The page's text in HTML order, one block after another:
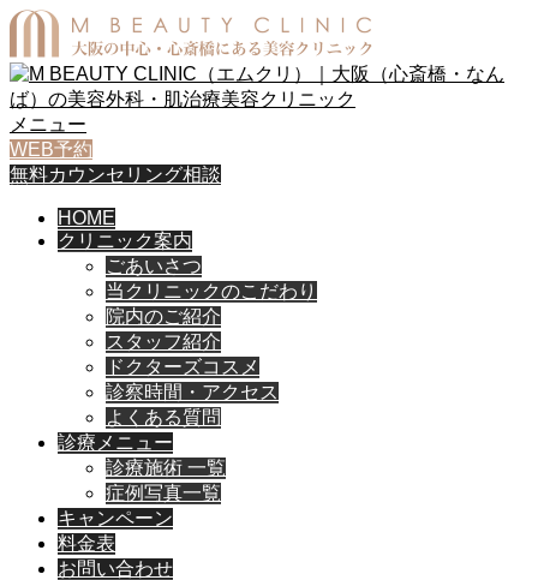
メニュー
WEB予約
無料カウンセリング相談
HOME
クリニック案内
ごあいさつ
当クリニックのこだわり
院内のご紹介
スタッフ紹介
ドクターズコスメ
診察時間・アクセス
よくある質問
診療メニュー
診療施術 一覧
症例写真一覧
キャンペーン
料金表
お問い合わせ